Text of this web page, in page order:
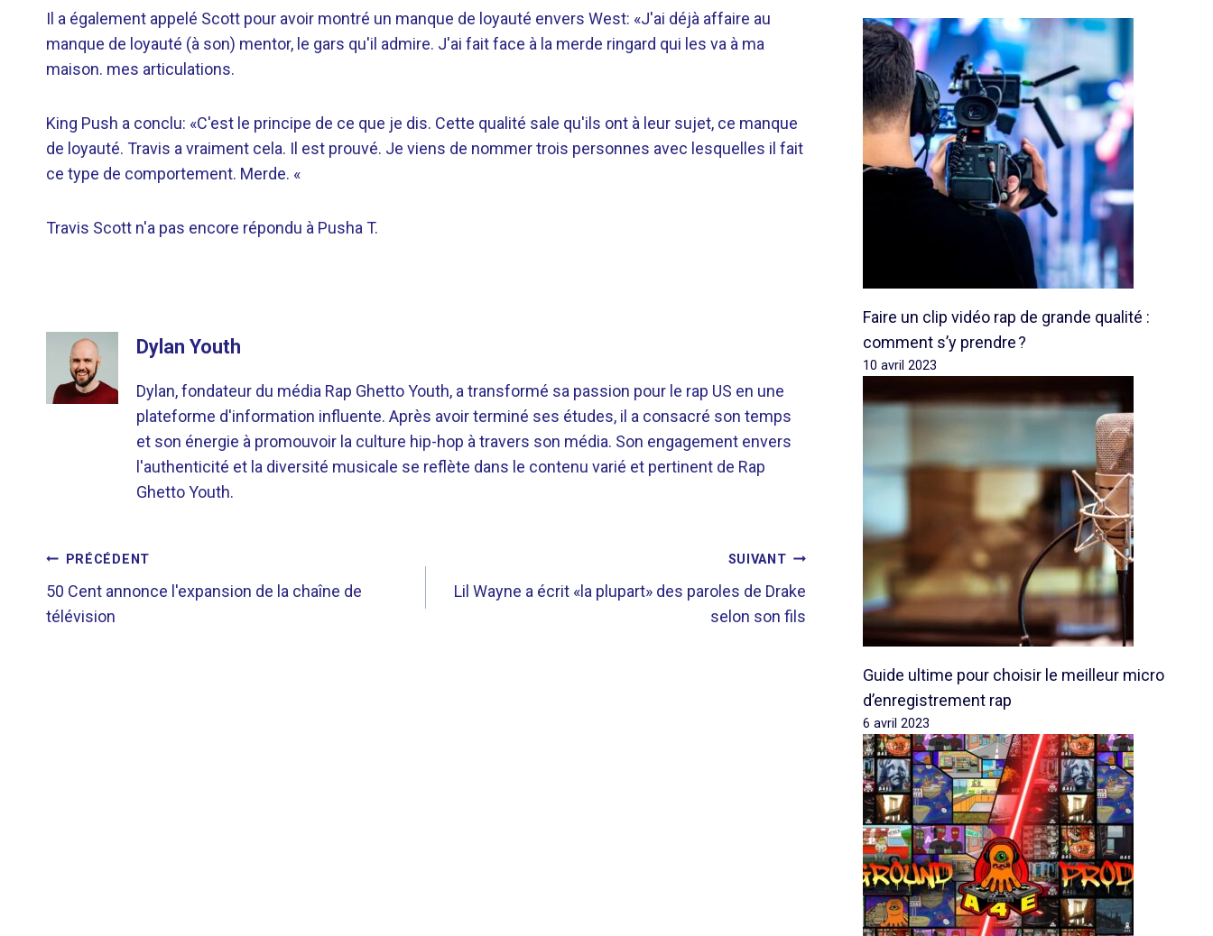
Il a également appelé Scott pour avoir montré un manque de loyauté envers West: «J'ai déjà affaire au
manque de loyauté (à son) mentor, le gars qu'il admire. J'ai fait face à la merde ringard qui les va à ma
maison. mes articulations.
King Push a conclu: «C'est le principe de ce que je dis. Cette qualité sale qu'ils ont à leur sujet, ce manque
de loyauté. Travis a vraiment cela. Il est prouvé. Je viens de nommer trois personnes avec lesquelles il fait
ce type de comportement. Merde. «
Travis Scott n'a pas encore répondu à Pusha T.
Dylan Youth
Dylan, fondateur du média Rap Ghetto Youth, a transformé sa passion pour le rap US en une
plateforme d'information influente. Après avoir terminé ses études, il a consacré son temps
et son énergie à promouvoir la culture hip-hop à travers son média. Son engagement envers
l'authenticité et la diversité musicale se reflète dans le contenu varié et pertinent de Rap
Ghetto Youth.
NAVIGATION
DE
PRÉCÉDENT
50 Cent annonce l'expansion de la chaîne de
télévision
SUIVANT
Lil Wayne a écrit «la plupart» des paroles de Drake
selon son fils
Faire un clip vidéo rap de grande qualité :
comment s’y prendre ?
10 avril 2023
Guide ultime pour choisir le meilleur micro
d’enregistrement rap
6 avril 2023